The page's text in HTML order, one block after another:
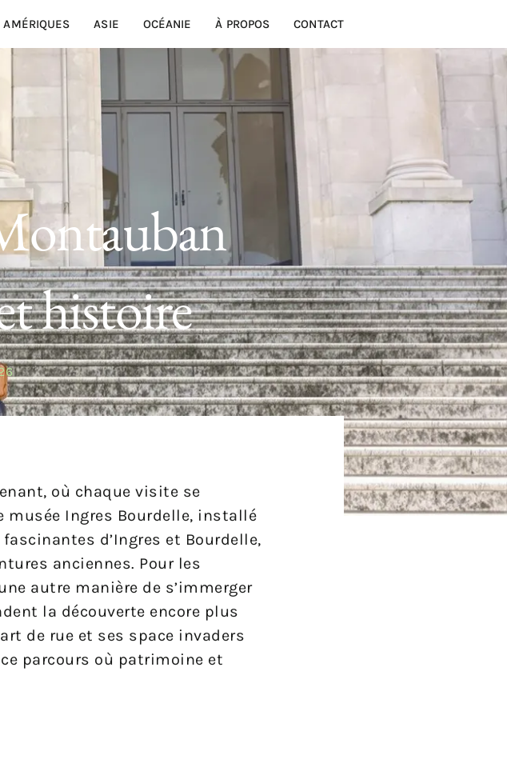
AMÉRIQUES ASIE OCÉANIE À PROPOS CONTACT
histoire
où chaque visite se
musée Ingres Bourdelle, installé
d’Ingres et Bourdelle,
anciennes. Pour les
autre manière de s’immerger
la découverte encore plus
de rue et ses space invaders
parcours où patrimoine et